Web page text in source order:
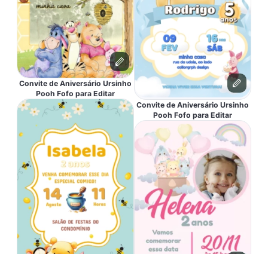
Convite de Aniversário Ursinho
Pooh Fofo para Editar
Convite de Aniversário Ursinho
Pooh Fofo para Editar